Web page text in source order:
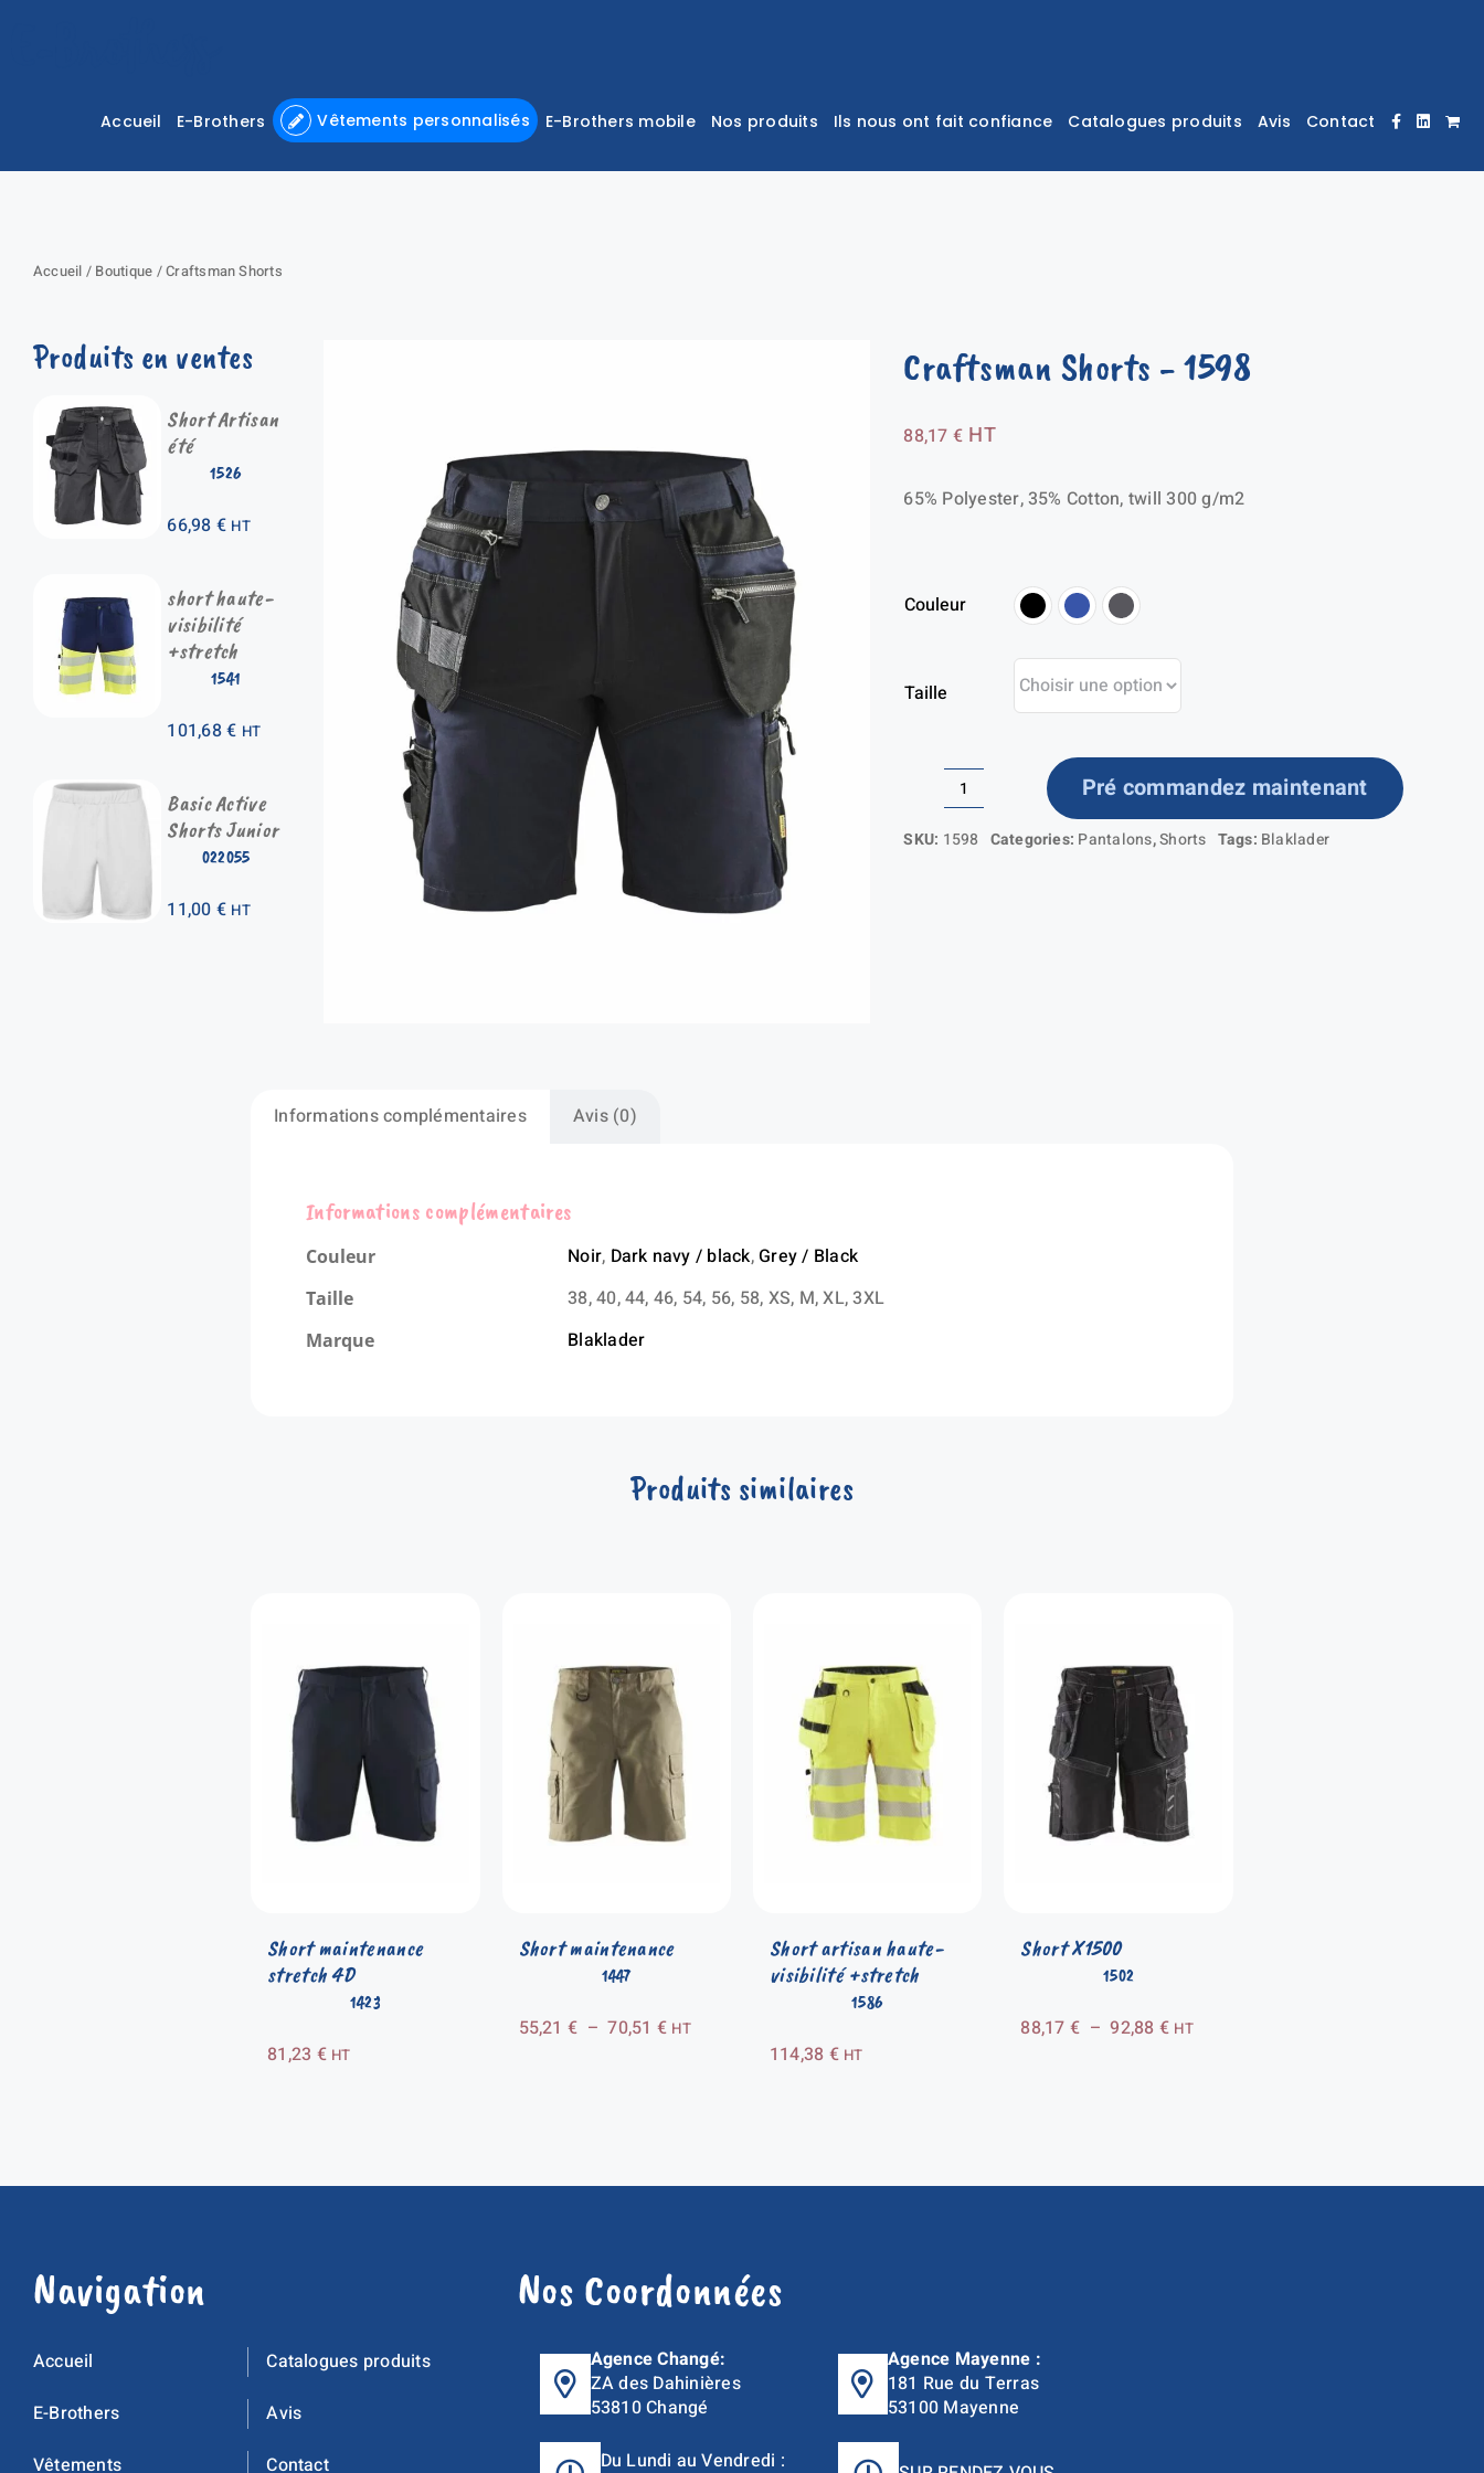
Accueil E-Brothers Vêtements personnalisés E-Brothers mobile Nos produits Ils nous ont fait confiance Catalogues produits Avis Contact
Accueil / Boutique /Craftsman Shorts
Produits en ventes
1526
Short Artisan
été
66,98 € HT
1541
short haute-
visibilité
+stretch
101,68€ HT
022055
Basic Active
Shorts Junior
11,00 € HT
Craftsman Shorts - 1598
88,17 € HT
65% Polyester, 35% Cotton, twill 300 g/m2
Couleur
Taille
quantité
de
Pré commandez maintenant
SKU: 1598 Categories: Pantalons,Shorts Tags: Blaklader
Informations complémentaires Avis (0)
Informations complémentaires
Couleur Noir, Dark navy / black,Grey / Black
Taille 38, 40, 44, 46, 54, 56, 58, XS, M, XL, 3XL
Marque Blaklader
Produits similaires
1423
Short maintenance
stretch 4D
81,23 € HT
1447
Short maintenance
55,21 € – 70,51 €Plage
HT
1586
Short artisan haute-
visibilité +stretch
114,38 € HT
1502
Short X1500
88,17 € – 92,88 €Plage
HT
Navigation
Accueil
E-Brothers
Vêtements
Catalogues produits
Avis
Contact
Nos Coordonnées
Agence Changé:
ZA des Dahinières
53810 Changé
Du Lundi au Vendredi :
Agence Mayenne :
181 Rue du Terras
53100 Mayenne